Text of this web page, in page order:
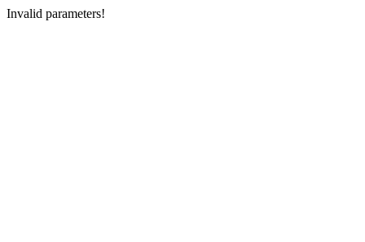
Invalid parameters!